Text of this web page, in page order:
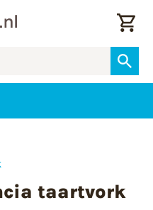
taartvork